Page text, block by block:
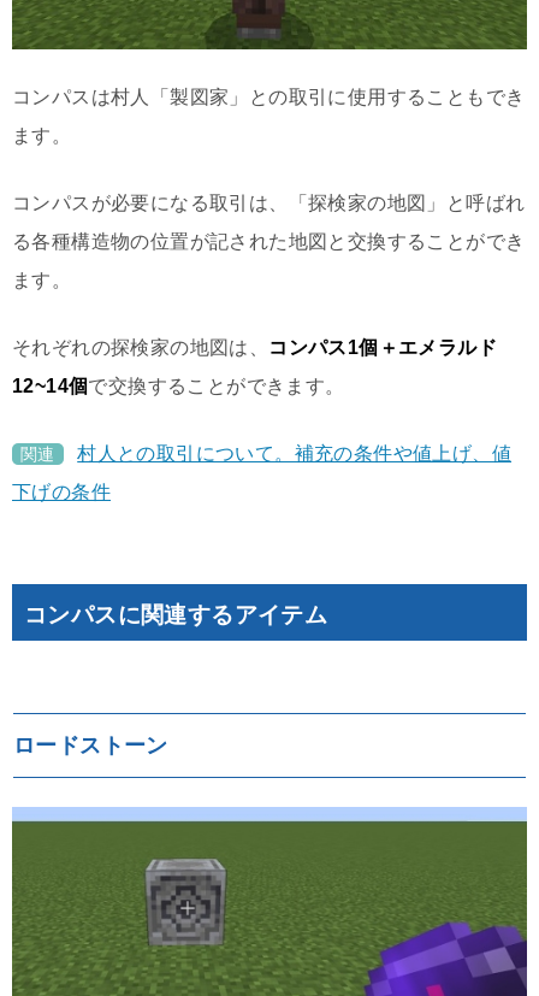
コンパスは村人「製図家」との取引に使用することもでき
ます。
コンパスが必要になる取引は、「探検家の地図」と呼ばれ
る各種構造物の位置が記された地図と交換することができ
ます。
それぞれの探検家の地図は、
コンパス1個＋エメラルド
12~14個で交換することができます。
関連
村人との取引について。補充の条件や値上げ、値
下げの条件
コンパスに関連するアイテム
ロードストーン